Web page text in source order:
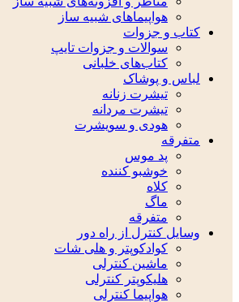
هواپیماهای شبیه ساز
کتاب و جزوات
سوالات و جزوات تایپ
کتاب‌های خلبانی
لباس و پوشاک
تیشرت زنانه
تیشرت مردانه
هودی و سویشرت
متفرقه
پد موس
خوشبو کننده
کلاه
ماگ
متفرقه
وسایل کنترل از راه دور
کوادکوپتر و هلی شات
ماشین کنترلی
هلیکوپتر کنترلی
هواپیما کنترلی